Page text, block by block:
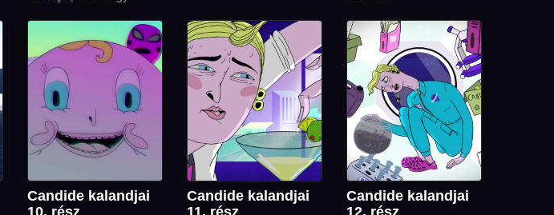
Elsajátítható Receptje
Candide kalandjai
Candide kalandjai
Candide kalandjai